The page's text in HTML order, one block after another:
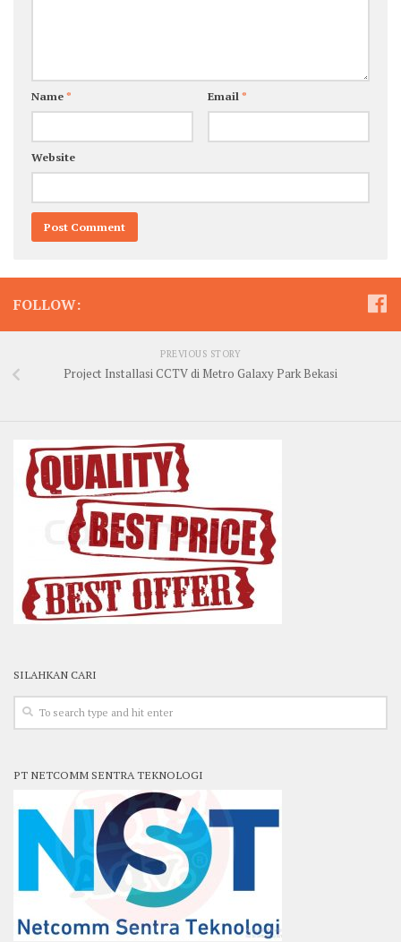
Name* Email*
Website
FOLLOW:
PREVIOUS STORY
Project Installasi CCTV di Metro Galaxy Park Bekasi
SILAHKAN CARI
PT NETCOMM SENTRA TEKNOLOGI